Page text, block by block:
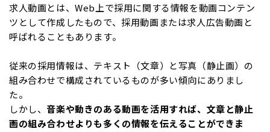
求人動画とは、Web上で採用に関する情報を動画コンテン
ツとして作成したもので、採用動画または求人広告動画と
呼ばれることもあります。
従来の採用情報は、テキスト（文章）と写真（静止画）の
組み合わせで構成されているものが多い傾向にありまし
た。
しかし、 音楽や動きのある動画を活用すれば、文章と静止
画の組み合わせよりも多くの情報を伝えることができま